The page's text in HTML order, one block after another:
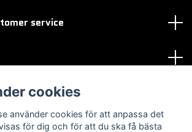
service
cookies
använder cookies för att anpassa det
för dig och för att du ska få bästa